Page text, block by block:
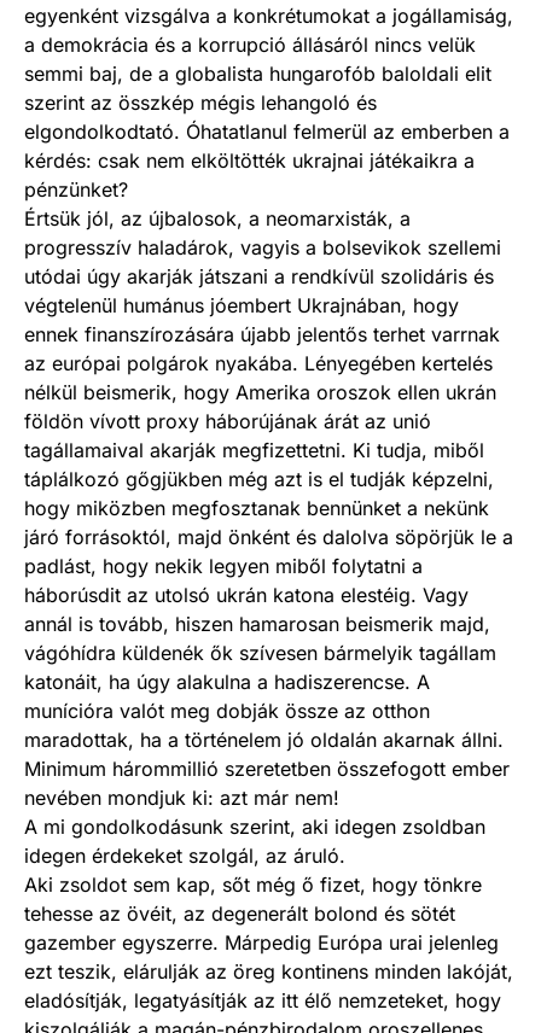
egyenként vizsgálva a konkrétumokat a jogállamiság,
a demokrácia és a korrupció állásáról nincs velük
semmi baj, de a globalista hungarofób baloldali elit
szerint az összkép mégis lehangoló és
elgondolkodtató. Óhatatlanul felmerül az emberben a
kérdés: csak nem elköltötték ukrajnai játékaikra a
pénzünket?
Értsük jól, az újbalosok, a neomarxisták, a
progresszív haladárok, vagyis a bolsevikok szellemi
utódai úgy akarják játszani a rendkívül szolidáris és
végtelenül humánus jóembert Ukrajnában, hogy
ennek finanszírozására újabb jelentős terhet varrnak
az európai polgárok nyakába. Lényegében kertelés
nélkül beismerik, hogy Amerika oroszok ellen ukrán
földön vívott proxy háborújának árát az unió
tagállamai­val akarják megfizettetni. Ki tudja, miből
táplálkozó gőgjükben még azt is el tudják képzelni,
hogy miközben megfosztanak bennünket a nekünk
járó forrásoktól, majd önként és dalolva söpörjük le a
padlást, hogy nekik legyen miből folytatni a
háborúsdit az utolsó ukrán katona elestéig. Vagy
annál is tovább, hiszen hamarosan beismerik majd,
vágóhídra küldenék ők szívesen bármelyik tagállam
katonáit, ha úgy alakulna a hadiszerencse. A
munícióra valót meg dobják össze az otthon
maradottak, ha a történelem jó oldalán akarnak állni.
Minimum hárommillió szeretetben összefogott ember
nevében mondjuk ki: azt már nem!
A mi gondolkodásunk szerint, aki idegen zsoldban
idegen érdekeket szolgál, az áruló.
Aki zsoldot sem kap, sőt még ő fizet, hogy tönkre
tehesse az övéit, az degenerált bolond és sötét
gazember egyszerre. Márpedig Európa urai jelenleg
ezt teszik, elárulják az öreg kontinens minden lakóját,
eladósítják, legatyásítják az itt élő nemzeteket, hogy